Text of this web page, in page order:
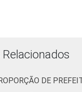
prefeituras que
DE